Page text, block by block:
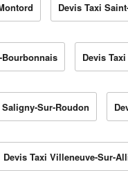
Devis Taxi
Bourbonnais Devis
Saligny-Sur-Roudon
Devis Taxi Villeneuve-Sur-